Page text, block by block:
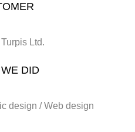
Ltd.
DID
design / Web design